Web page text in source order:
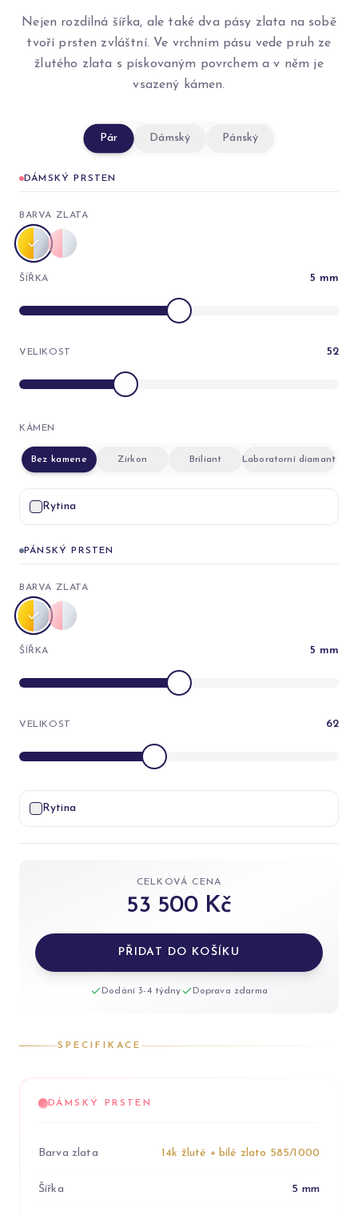
Nejen rozdílná šířka, ale také dva pásy zlata na sobě
tvoří prsten zvláštní. Ve vrchním pásu vede pruh ze
žlutého zlata s pískovaným povrchem a v něm je
vsazený kámen.
Pár Dámský Pánský
DÁMSKÝ PRSTEN
BARVA ZLATA
ŠÍŘKA 5 mm
VELIKOST 52
KÁMEN
Bez kamene Zirkon Briliant Laboratorní diamant
Rytina
PÁNSKÝ PRSTEN
BARVA ZLATA
ŠÍŘKA 5 mm
VELIKOST 62
Rytina
CELKOVÁ CENA
53 500 Kč
PŘIDAT DO KOŠÍKU
Dodání 3-4 týdny Doprava zdarma
SPECIFIKACE
DÁMSKÝ PRSTEN
Barva zlata 14k žluté + bílé zlato 585/1000
Šířka 5 mm